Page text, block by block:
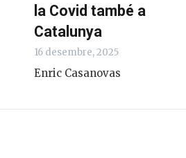
la Covid també a
Catalunya
16 desembre, 2025
Enric Casanovas